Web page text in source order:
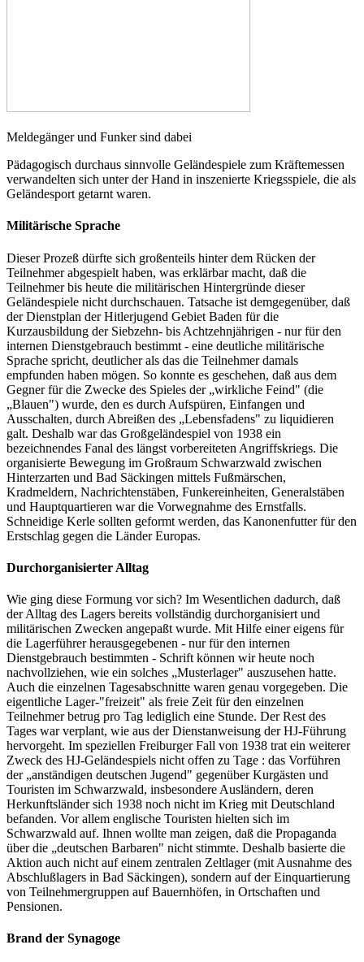
Meldegänger und Funker sind dabei
Pädagogisch durchaus sinnvolle Geländespiele zum Kräftemessen
verwandelten sich unter der Hand in inszenierte Kriegsspiele, die als
Geländesport getarnt waren.
Militärische Sprache
Dieser Prozeß dürfte sich großenteils hinter dem Rücken der
Teilnehmer abgespielt haben, was erklärbar macht, daß die
Teilnehmer bis heute die militärischen Hintergründe dieser
Geländespiele nicht durchschauen. Tatsache ist demgegenüber, daß
der Dienstplan der Hitlerjugend Gebiet Baden für die
Kurzausbildung der Siebzehn- bis Achtzehnjährigen - nur für den
internen Dienstgebrauch bestimmt - eine deutliche militärische
Sprache spricht, deutlicher als das die Teilnehmer damals
empfunden haben mögen. So konnte es geschehen, daß aus dem
Gegner für die Zwecke des Spieles der „wirkliche Feind" (die
„Blauen") wurde, den es durch Aufspüren, Einfangen und
Ausschalten, durch Abreißen des „Lebensfadens" zu liquidieren
galt. Deshalb war das Großgeländespiel von 1938 ein
bezeichnendes Fanal des längst vorbereiteten Angriffskriegs. Die
organisierte Bewegung im Großraum Schwarzwald zwischen
Hinterzarten und Bad Säckingen mittels Fußmärschen,
Kradmeldern, Nachrichtenstäben, Funkereinheiten, Generalstäben
und Hauptquartieren war die Vorwegnahme des Ernstfalls.
Schneidige Kerle sollten geformt werden, das Kanonenfutter für den
Erstschlag gegen die Länder Europas.
Durchorganisierter Alltag
Wie ging diese Formung vor sich? Im Wesentlichen dadurch, daß
der Alltag des Lagers bereits vollständig durchorganisiert und
militärischen Zwecken angepaßt wurde. Mit Hilfe einer eigens für
die Lagerführer herausgegebenen - nur für den internen
Dienstgebrauch bestimmten - Schrift können wir heute noch
nachvollziehen, wie ein solches „Musterlager" auszusehen hatte.
Auch die einzelnen Tagesabschnitte waren genau vorgegeben. Die
eigentliche Lager-"freizeit" als freie Zeit für den einzelnen
Teilnehmer betrug pro Tag lediglich eine Stunde. Der Rest des
Tages war verplant, wie aus der Dienstanweisung der HJ-Führung
hervorgeht. Im speziellen Freiburger Fall von 1938 trat ein weiterer
Zweck des HJ-Geländespiels nicht offen zu Tage : das Vorführen
der „anständigen deutschen Jugend" gegenüber Kurgästen und
Touristen im Schwarzwald, insbesondere Ausländern, deren
Herkunftsländer sich 1938 noch nicht im Krieg mit Deutschland
befanden. Vor allem englische Touristen hielten sich im
Schwarzwald auf. Ihnen wollte man zeigen, daß die Propaganda
über die „deutschen Barbaren" nicht stimmte. Deshalb basierte die
Aktion auch nicht auf einem zentralen Zeltlager (mit Ausnahme des
Abschlußlagers in Bad Säckingen), sondern auf der Einquartierung
von Teilnehmergruppen auf Bauernhöfen, in Ortschaften und
Pensionen.
Brand der Synagoge